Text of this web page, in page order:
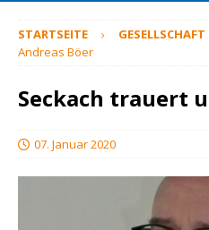
STARTSEITE GESELLSCHAFT
Andreas Böer
Seckach trauert
07. Januar 2020